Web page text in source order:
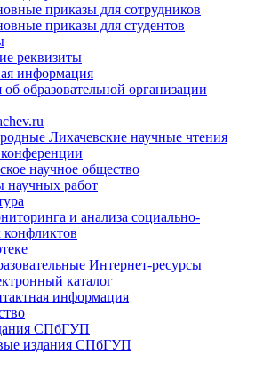
приказы для сотрудников
приказы для студентов
реквизиты
информация
образовательной организации
Лихачевские научные чтения
научное общество
научных работ
и анализа социально-
конфликтов
Интернет-ресурсы
каталог
информация
СПбГУП
издания СПбГУП